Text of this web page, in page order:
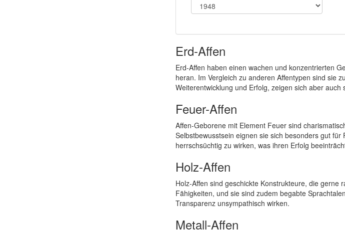
Erd-Affen
Erd-Affen haben einen wachen und konzentrierten
heran. Im Vergleich zu anderen Affentypen sind sie
Weiterentwicklung und Erfolg, zeigen sich aber
Feuer-Affen
Affen-Geborene mit Element Feuer sind
Selbstbewusstsein eignen sie sich besonders gut
herrschsüchtig zu wirken, was ihren Erfolg
Holz-Affen
Holz-Affen sind geschickte Konstrukteure, die gerne
Fähigkeiten, und sie sind zudem begabte
Transparenz unsympathisch wirken.
Metall-Affen